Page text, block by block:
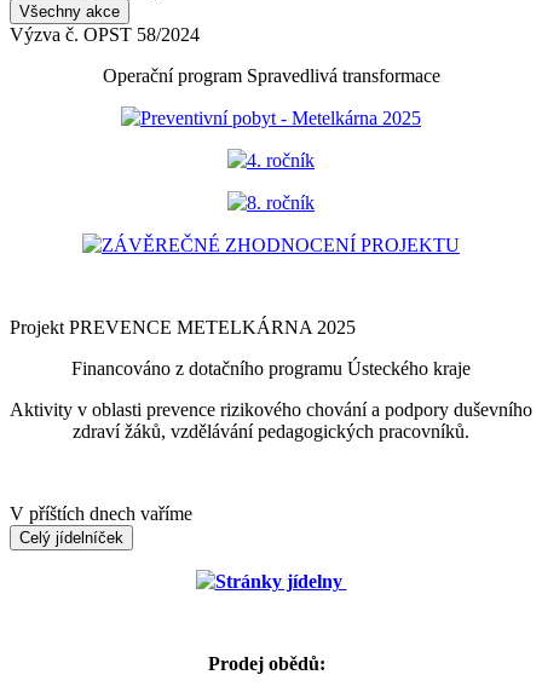
Všechny akce
Výzva č. OPST 58/2024
Operační program Spravedlivá transformace
Preventivní pobyt - Metelkárna 2025
4. ročník
8. ročník
ZÁVĚREČNÉ ZHODNOCENÍ PROJEKTU
Projekt PREVENCE METELKÁRNA 2025
Financováno z dotačního programu Ústeckého kraje
Aktivity v oblasti prevence rizikového chování a podpory duševního
zdraví žáků, vzdělávání pedagogických pracovníků.
V příštích dnech vaříme
Celý jídelníček
Stránky jídelny
Prodej obědů: